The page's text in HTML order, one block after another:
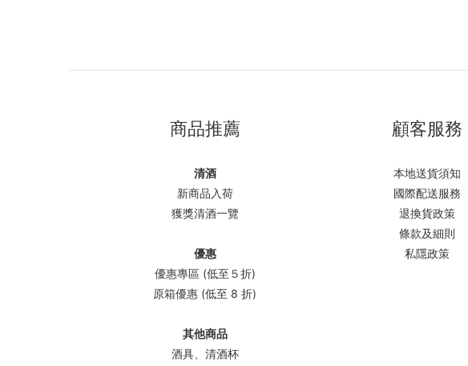
商品推薦
清酒
新商品入荷
獲獎清酒一覽
優惠
優惠專區 (低至５折)
原箱優惠 (低至 8 折)
其他商品
酒具、清酒杯
顧客服務
本地送貨須知
國際配送服務
退換貨政策
條款及細則
私隱政策